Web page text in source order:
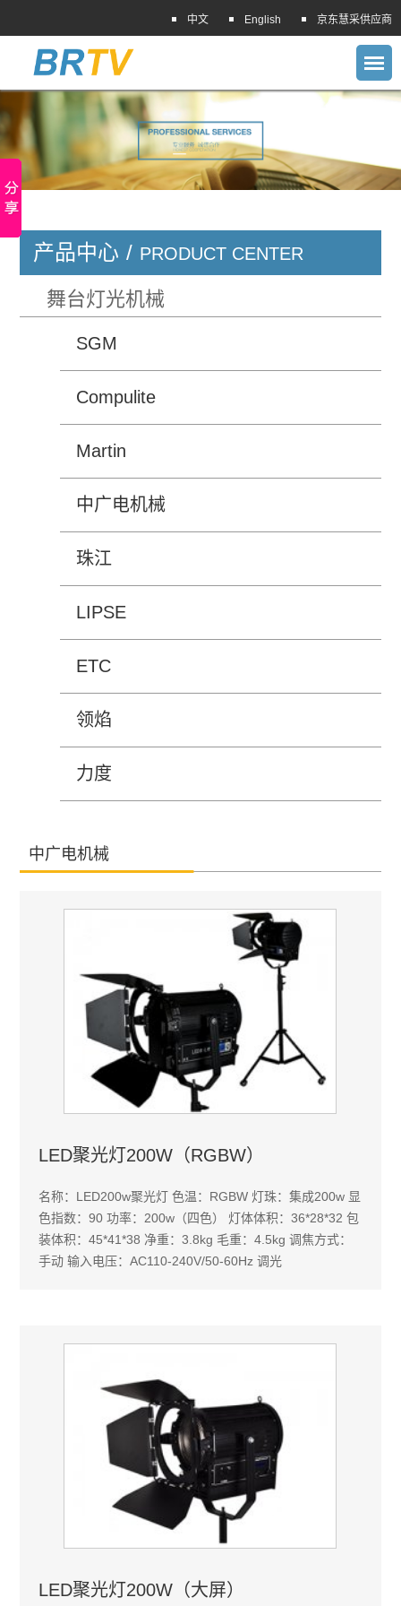
中文 English 京东慧采供应商
产品中心 / PRODUCT CENTER
舞台灯光机械
SGM
Compulite
Martin
中广电机械
珠江
LIPSE
ETC
领焰
力度
中广电机械
LED聚光灯200W（RGBW）
名称：LED200w聚光灯 色温：RGBW 灯珠：集成200w 显
色指数：90 功率：200w（四色） 灯体体积：36*28*32 包
装体积：45*41*38 净重：3.8kg 毛重：4.5kg 调焦方式：
手动 输入电压：AC110-240V/50-60Hz 调光
LED聚光灯200W（大屏）